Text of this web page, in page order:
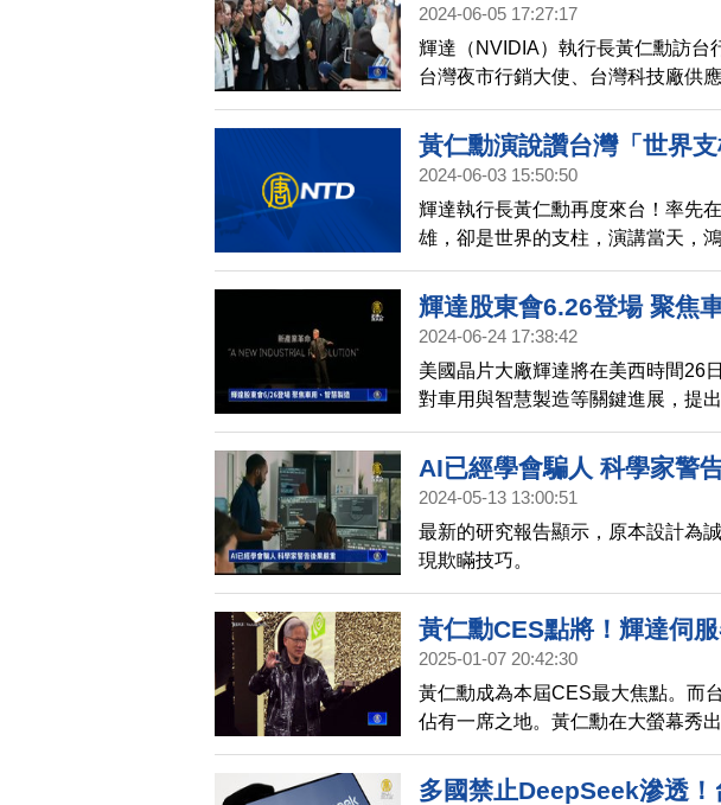
2024-06-05 17:27:17
輝達（NVIDIA）執行長黃仁勳訪台
台灣夜市行銷大使、台灣科技廠供
資話題，輝達宣布將在台灣設置千
招手，甚至還說要在輝達公司旁邊
黃仁勳演說讚台灣「世界
2024-06-03 15:50:50
輝達執行長黃仁勳再度來台！率先
雄，卻是世界的支柱，演講當天，
百里等眾多重量級企業高層雲集，
灣」，對全球半導體產業的重要性。
輝達股東會6.26登場 聚焦
2024-06-24 17:38:42
美國晶片大廠輝達將在美西時間26
對車用與智慧製造等關鍵進展，提
用將正式跨入汽車和製造兩大領域
發科等業者可望受惠。另外，美光
市場矚目。
AI已經學會騙人 科學家警
2024-05-13 13:00:51
最新的研究報告顯示，原本設計為
現欺瞞技巧。
黃仁勳CES點將！輝達伺
2025-01-07 20:42:30
黃仁勳成為本屆CES最大焦點。而
佔有一席之地。黃仁勳在大螢幕秀
來自台灣廠商。再再顯示這波AI浪
多國禁止DeepSeek滲透！